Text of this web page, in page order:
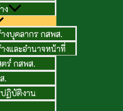
ง
งบุคลากร กสพส.
งและอำนาจหน้าที่
ร์ กสพส.
.
ฏิบัติงาน